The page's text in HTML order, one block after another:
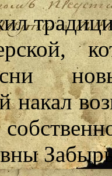
накал